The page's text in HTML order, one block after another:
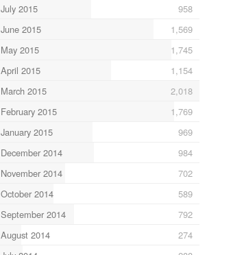
July 2015
958
June 2015
1,569
May 2015
1,745
April 2015
1,154
March 2015
2,018
February 2015
1,769
January 2015
969
December 2014
984
November 2014
702
October 2014
589
September 2014
792
August 2014
274